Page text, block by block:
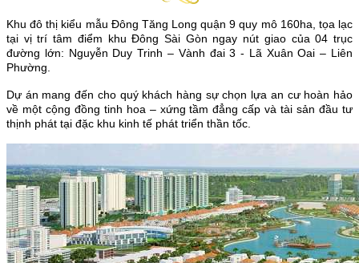
Khu đô thị kiểu mẫu Đông Tăng Long quận 9 quy mô 160ha, tọa lạc
tại vị trí tâm điểm khu Đông Sài Gòn ngay nút giao của 04 trục
đường lớn: Nguyễn Duy Trinh – Vành đai 3 - Lã Xuân Oai – Liên
Phường.
Dự án mang đến cho quý khách hàng sự chọn lựa an cư hoàn hảo
về một cộng đồng tinh hoa – xứng tầm đẳng cấp và tài sản đầu tư
thịnh phát tại đặc khu kinh tế phát triển thần tốc.